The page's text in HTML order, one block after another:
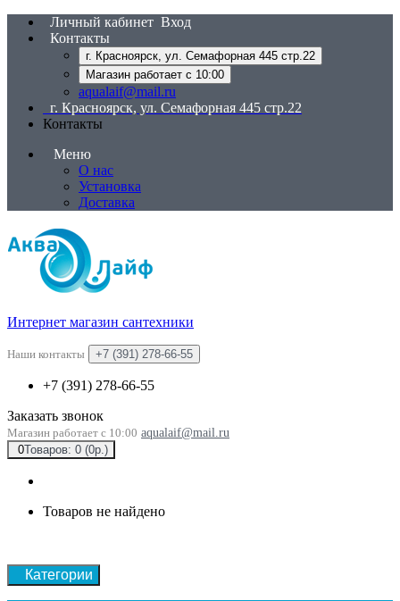
Личный кабинет Вход
Контакты
г. Красноярск, ул. Семафорная 445 стр.22
Магазин работает с 10:00
aqualaif@mail.ru
г. Красноярск, ул. Семафорная 445 стр.22
Контакты
Меню
О нас
Установка
Доставка
Интернет магазин сантехники
Наши контакты +7 (391) 278-66-55
+7 (391) 278-66-55
Заказать звонок
Магазин работает с 10:00 aqualaif@mail.ru
0Товаров: 0 (0р.)
Товаров не найдено
Категории